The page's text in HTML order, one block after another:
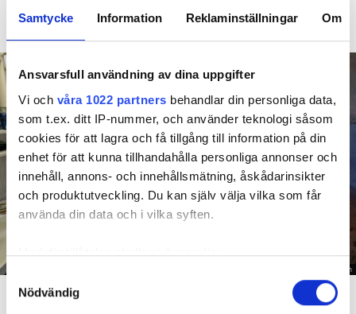
Samtycke Information Reklaminställningar Om
Ansvarsfull användning av dina uppgifter
Vi och våra 1022 partners behandlar din personliga data,
som t.ex. ditt IP-nummer, och använder teknologi såsom
cookies för att lagra och få tillgång till information på din
enhet för att kunna tillhandahålla personliga annonser och
innehåll, annons- och innehållsmätning, åskådarinsikter
och produktutveckling. Du kan själv välja vilka som får
använda din data och i vilka syften.
Med din tillåtelse skulle vi även vilja:
som kan ha en noggrannhet på upp till flera meter
Samtyckesval
Nödvändig
längre tid på sig att flytta efter att domen överklagats.
Foto: Hyresnämnden
En inspektion visade att vatten under en längre tid läckt in genom sprickor i väggen (de
röda markeringarna) och orsakat rötskador i syllen.